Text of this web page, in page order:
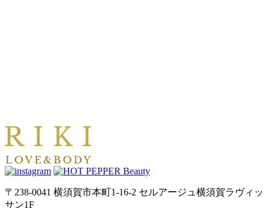
〒238-0041 横須賀市本町1-16-2 セルアージュ横須賀ラヴィッ
サン1F